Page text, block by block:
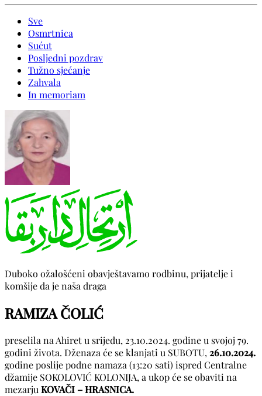
Sve
Osmrtnica
Sućut
Posljedni pozdrav
Tužno sjećanje
Zahvala
In memoriam
Duboko ožalošćeni obavještavamo rodbinu, prijatelje i
komšije da je naša draga
RAMIZA ČOLIĆ
preselila na Ahiret u srijedu, 23.10.2024. godine u svojoj 79.
godini života. Dženaza će se klanjati u SUBOTU, 26.10.2024.
godine poslije podne namaza (13:20 sati) ispred Centralne
džamije SOKOLOVIĆ KOLONIJA, a ukop će se obaviti na
mezarju KOVAČI – HRASNICA.